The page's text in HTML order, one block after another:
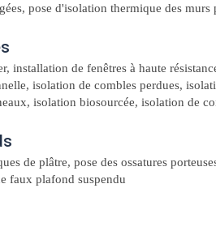
pose d'isolation thermique des murs
installation de fenêtres à haute
isolation de combles perdues,
isolation biosourcée, isolation de
de plâtre, pose des ossatures
faux plafond suspendu